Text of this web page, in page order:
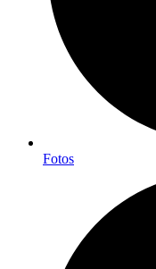
Fotos